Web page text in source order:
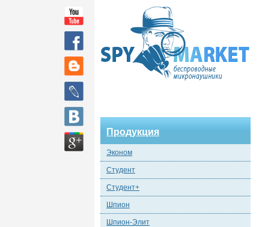
Продукция
Эконом
Студент
Студент+
Шпион
Шпион-Элит